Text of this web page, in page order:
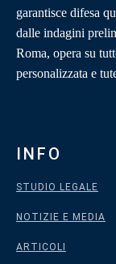
garantisce difesa
dalle indagini
Roma, opera su
personalizzata e
INFO
STUDIO LEGALE
NOTIZIE E MEDIA
ARTICOLI